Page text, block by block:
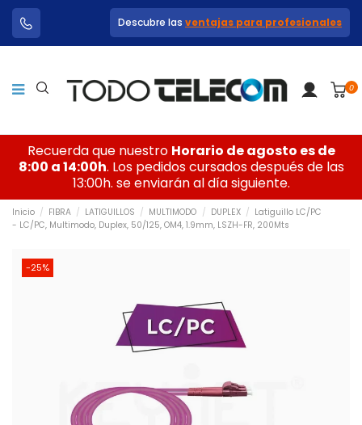
Descubre las ventajas para profesionales
0
Recuerda que nuestro Horario de agosto es de
8:00 a 14:00h. Los pedidos cursados después de las
13:00h. se enviarán al día siguiente.
Inicio FIBRA LATIGUILLOS MULTIMODO DUPLEX
Latiguillo LC/PC
- LC/PC, Multimodo, Duplex, 50/125, OM4, 1.9mm, LSZH-FR, 200Mts
-25%